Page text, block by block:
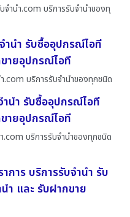
จํานํา.com บริการรับจำนำของทุ
ำนำ รับซื้ออุปกรณ์ไอที
ายอุปกรณ์ไอที
.com บริการรับจำนำของทุกชนิด
ำนำ รับซื้ออุปกรณ์ไอที
ายอุปกรณ์ไอที
.com บริการรับจำนำของทุกชนิด
การ บริการรับจำนำ รับ
ำ และ รับฝากขาย